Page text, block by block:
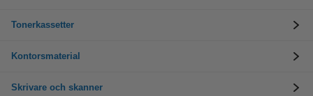
Tonerkassetter
Kontorsmaterial
Skrivare och skanner